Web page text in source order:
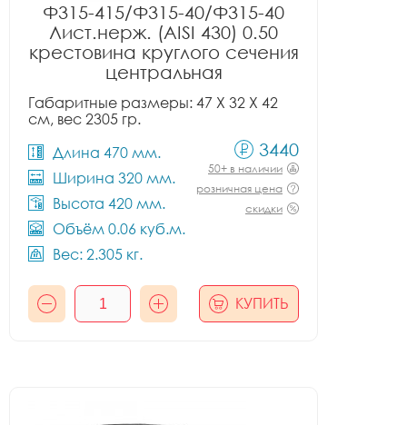
Ф315-415/Ф315-40/Ф315-40
Лист.нерж. (AISI 430) 0.50
крестовина круглого сечения
центральная
Габаритные размеры: 47 X 32 X 42
см, вес 2305 гр.
Длина 470 мм.
Ширина 320 мм.
Высота 420 мм.
Объём 0.06 куб.м.
Вес: 2.305 кг.
3440
50+ в наличии
розничная цена
скидки
КУПИТЬ